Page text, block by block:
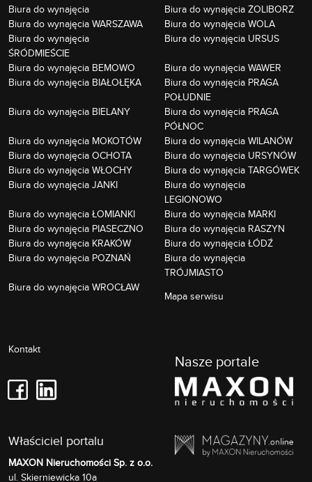
Biura do wynajęcia
Biura do wynajęcia ŻOLIBORZ
Biura do wynajęcia WARSZAWA
Biura do wynajęcia WOLA
Biura do wynajęcia
ŚRÓDMIEŚCIE
Biura do wynajęcia URSUS
Biura do wynajęcia BEMOWO
Biura do wynajęcia WAWER
Biura do wynajęcia BIAŁOŁĘKA
Biura do wynajęcia PRAGA
POŁUDNIE
Biura do wynajęcia BIELANY
Biura do wynajęcia PRAGA
PÓŁNOC
Biura do wynajęcia MOKOTÓW
Biura do wynajęcia WILANÓW
Biura do wynajęcia OCHOTA
Biura do wynajęcia URSYNÓW
Biura do wynajęcia WŁOCHY
Biura do wynajęcia TARGÓWEK
Biura do wynajęcia JANKI
Biura do wynajęcia
LEGIONOWO
Biura do wynajęcia ŁOMIANKI
Biura do wynajęcia MARKI
Biura do wynajęcia PIASECZNO
Biura do wynajęcia RASZYN
Biura do wynajęcia KRAKÓW
Biura do wynajęcia ŁÓDŹ
Biura do wynajęcia POZNAŃ
Biura do wynajęcia
TRÓJMIASTO
Biura do wynajęcia WROCŁAW
Mapa serwisu
Kontakt
Właściciel portalu
MAXON Nieruchomości Sp. z o.o.
ul. Skierniewicka 10a
Nasze portale